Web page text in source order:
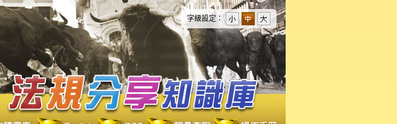
字級設定：